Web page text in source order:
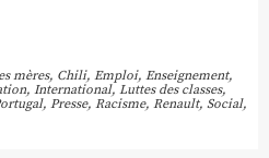
mères, Chili, Emploi, Enseignement,
, International, Luttes des classes,
, Presse, Racisme, Renault, Social,